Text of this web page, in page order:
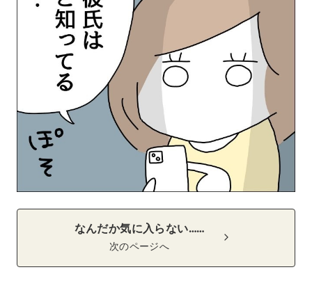
なんだか気に入らない……
次のページへ